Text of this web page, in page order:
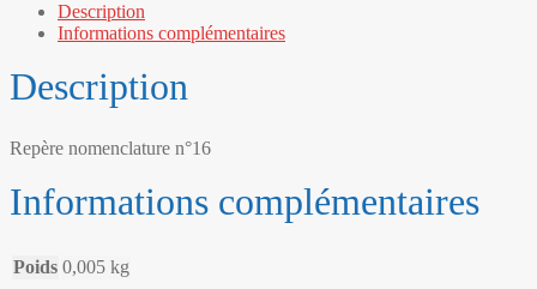
Description
Informations complémentaires
Description
Repère nomenclature n°16
Informations complémentaires
Poids 0,005 kg